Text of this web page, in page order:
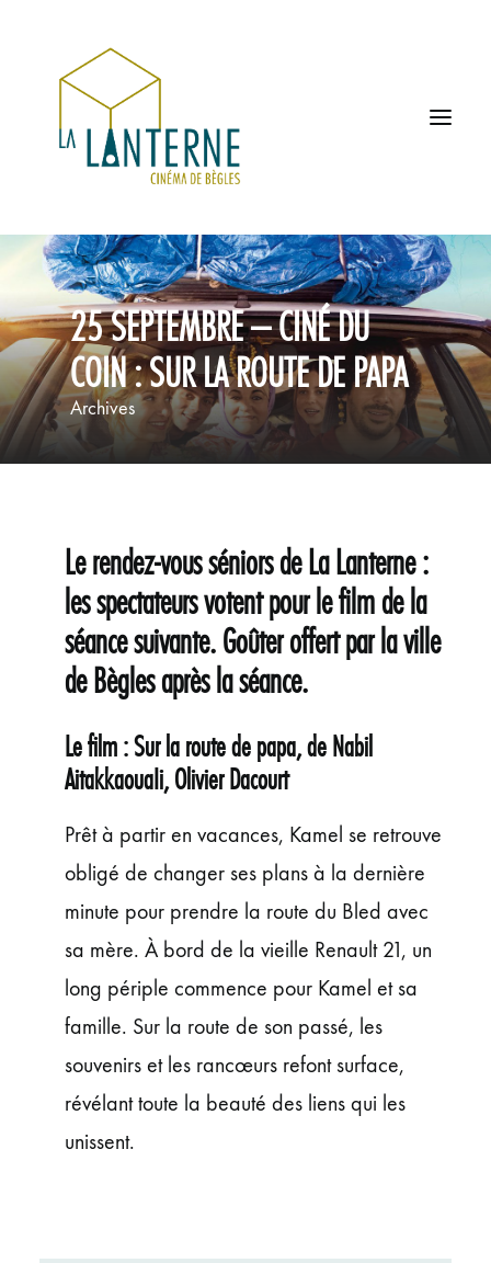
ACCUEIL
LES HORAIRES
À L’AFFICHE
PROCHAINEMENT
JEUNE PUBLIC ET ADOS
PRATIQUE
25 SEPTEMBRE – CINÉ DU
COIN : SUR LA ROUTE DE PAPA
Archives
Le rendez-vous séniors de La Lanterne :
les spectateurs votent pour le film de la
séance suivante. Goûter offert par la ville
de Bègles après la séance.
Le film :Sur la route de papa, de Nabil
AitakkaouaIi, Olivier Dacourt
Prêt à partir en vacances, Kamel se retrouve
obligé de changer ses plans à la dernière
minute pour prendre la route du Bled avec
sa mère. À bord de la vieille Renault 21, un
long périple commence pour Kamel et sa
famille. Sur la route de son passé, les
souvenirs et les rancœurs refont surface,
révélant toute la beauté des liens qui les
unissent.